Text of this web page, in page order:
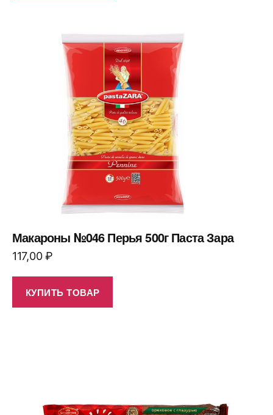
Макароны №046 Перья 500г Паста Зара
117,00₽
КУПИТЬ ТОВАР